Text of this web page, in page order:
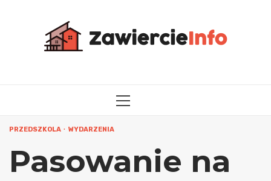
MENU
PRZEDSZKOLA WYDARZENIA
Pasowanie na